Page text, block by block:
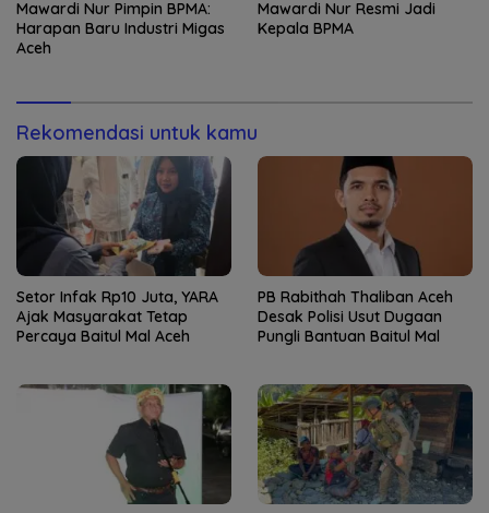
Mawardi Nur Pimpin BPMA:
Harapan Baru Industri Migas
Aceh
Mawardi Nur Resmi Jadi
Kepala BPMA
Rekomendasi untuk kamu
Setor Infak Rp10 Juta, YARA
Ajak Masyarakat Tetap
Percaya Baitul Mal Aceh
PB Rabithah Thaliban Aceh
Desak Polisi Usut Dugaan
Pungli Bantuan Baitul Mal